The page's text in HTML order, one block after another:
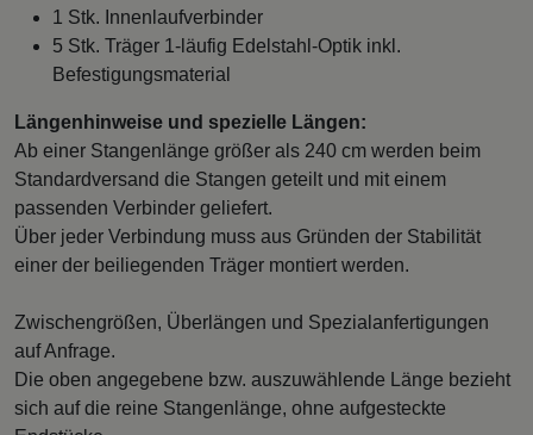
1 Stk. Innenlaufverbinder
5 Stk. Träger 1-läufig Edelstahl-Optik inkl.
Befestigungsmaterial
Längenhinweise und spezielle Längen:
Ab einer Stangenlänge größer als 240 cm werden beim
Standardversand die Stangen geteilt und mit einem
passenden Verbinder geliefert.
Über jeder Verbindung muss aus Gründen der Stabilität
einer der beiliegenden Träger montiert werden.
Zwischengrößen, Überlängen und Spezialanfertigungen
auf Anfrage.
Die oben angegebene bzw. auszuwählende Länge bezieht
sich auf die reine Stangenlänge, ohne aufgesteckte